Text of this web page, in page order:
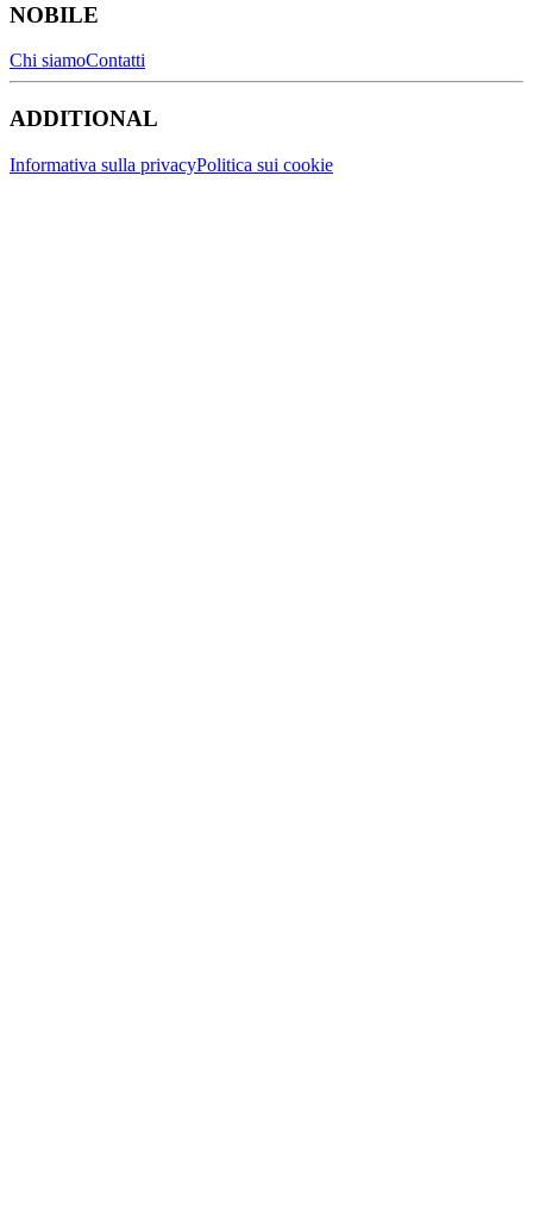
NOBILE
Chi siamoContatti
ADDITIONAL
Informativa sulla privacyPolitica sui cookie